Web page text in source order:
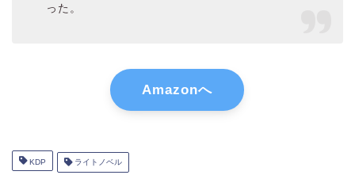
った。
Amazonへ
KDP ライトノベル